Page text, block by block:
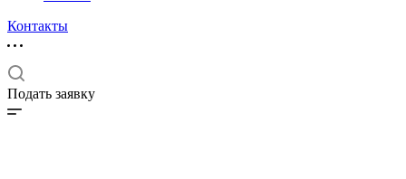
Контакты
Подать заявку